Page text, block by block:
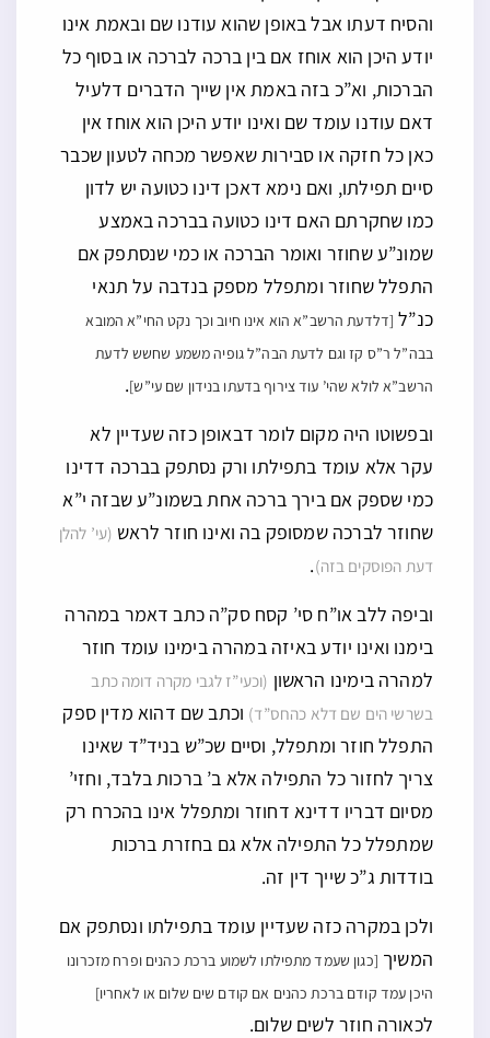
והסיח דעתו אבל באופן שהוא עודנו שם ובאמת אינו
יודע היכן הוא אוחז אם בין ברכה לברכה או בסוף כל
הברכות, וא”כ בזה באמת אין שייך הדברים דלעיל
דאם עודנו עומד שם ואינו יודע היכן הוא אוחז אין
כאן כל חזקה או סבירות שאפשר מכחה לטעון שכבר
סיים תפילתו, ואם נימא דאכן דינו כטועה יש לדון
כמו שחקרתם האם דינו כטועה בברכה באמצע
שמונ”ע שחוזר ואומר הברכה או כמי שנסתפק אם
התפלל שחוזר ומתפלל מספק בנדבה על תנאי
כנ”ל [דלדעת הרשב”א הוא אינו חיוב וכך נקט החי”א המובא
בבה”ל ר”ס קז וגם לדעת הבה”ל גופיה משמע שחשש לדעת
הרשב”א לולא שהי’ עוד צירוף בדעתו בנידון שם עי”ש].
ובפשוטו היה מקום לומר דבאופן כזה שעדיין לא
עקר אלא עומד בתפילתו ורק נסתפק בברכה דדינו
כמי שספק אם בירך ברכה אחת בשמונ”ע שבזה י”א
שחוזר לברכה שמסופק בה ואינו חוזר לראש (עי’ להלן
דעת הפוסקים בזה).
וביפה ללב או”ח סי’ קסח סק”ה כתב דאמר במהרה
בימנו ואינו יודע באיזה במהרה בימינו עומד חוזר
למהרה בימינו הראשון (וכעי”ז לגבי מקרה דומה כתב
בשרשי הים שם דלא כהחס”ד) וכתב שם דהוא מדין ספק
התפלל חוזר ומתפלל, וסיים שכ”ש בניד”ד שאינו
צריך לחזור כל התפילה אלא ב’ ברכות בלבד, וחזי’
מסיום דבריו דדינא דחוזר ומתפלל אינו בהכרח רק
שמתפלל כל התפילה אלא גם בחזרת ברכות
בודדות ג”כ שייך דין זה.
ולכן במקרה כזה שעדיין עומד בתפילתו ונסתפק אם
המשיך [כגון שעמד מתפילתו לשמוע ברכת כהנים ופרח מזכרונו
היכן עמד קודם ברכת כהנים אם קודם שים שלום או לאחריו]
לכאורה חוזר לשים שלום.